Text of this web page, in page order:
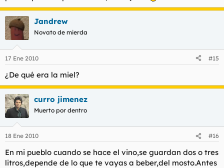
azúcar reducido a polvo. Vuelta a cerrar al vacío y así lleva en
reposo unos 4 meses, lo muevo cada 2-3 semanas para que el
polvo circule por todo el bote y no se haga un bloque en el
fondo. En breve lo pasaré por filtros de café y lo embotellaré, lo
que necesito es una botella mediana para que no quede medio
vacía. De paso lo probaré, me imagino que será alcohol de
quemar puro y duro. Haré fotos.
Jandrew
Novato de mierda
17 Ene 2010 #15
¿De qué era la miel?
curro jimenez
Muerto por dentro
18 Ene 2010 #16
En mi pueblo cuando se hace el vino,se guardan dos o tres
litros,depende de lo que te vayas a beber,del mosto.Antes